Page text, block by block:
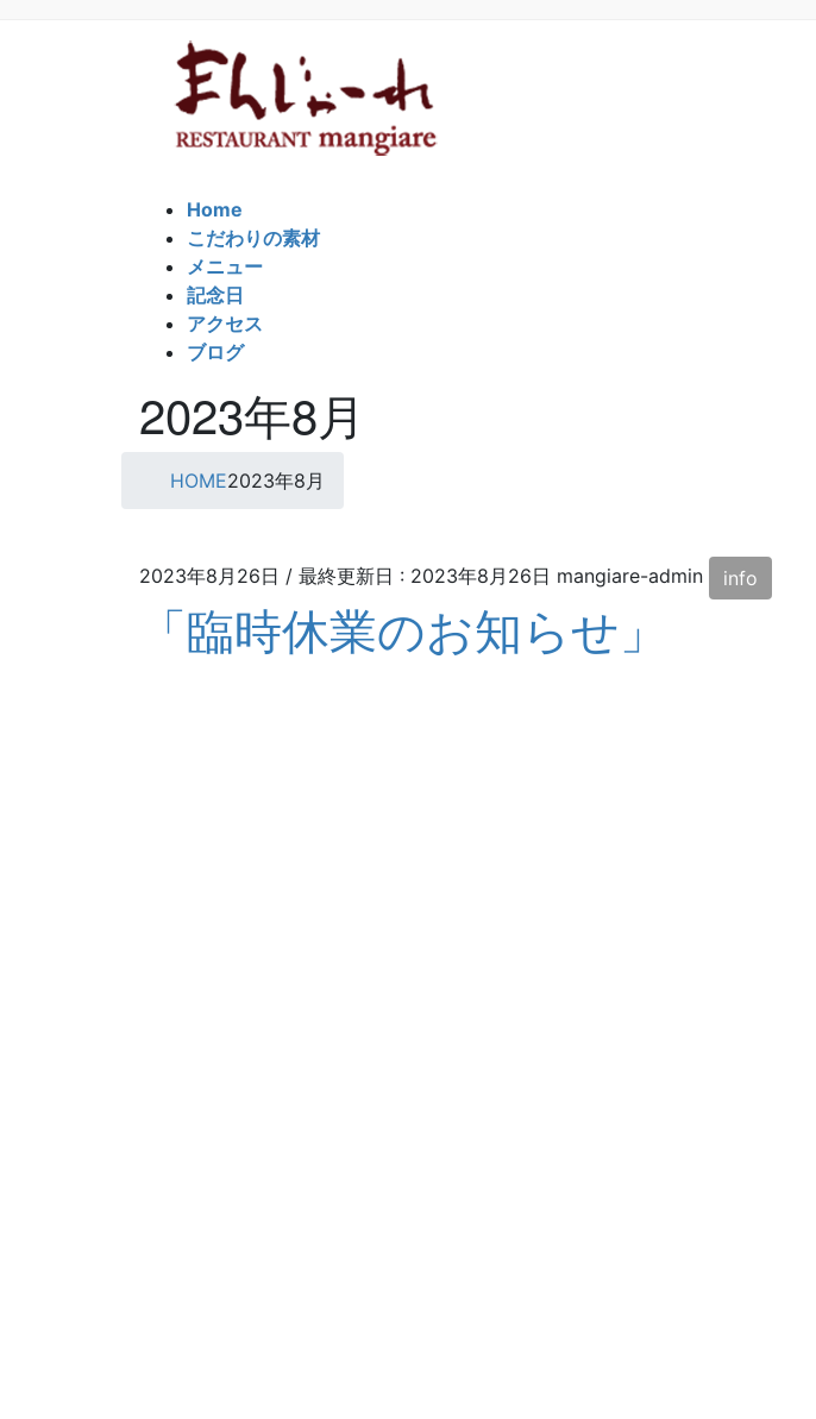
Home
こだわりの素材
メニュー
記念日
アクセス
ブログ
2023年8月
HOME2023年8月
2023年8月26日 / 最終更新日 : 2023年8月26日 mangiare-admin info
「臨時休業のお知らせ」